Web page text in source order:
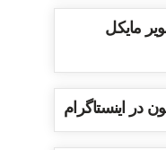
مایکل
اینستاگرام